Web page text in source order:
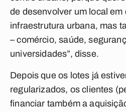
de desenvolver um local em
infraestrutura urbana, mas
– comércio, saúde,
universidades”, disse.
Depois que os lotes já
regularizados, os clientes
financiar também a